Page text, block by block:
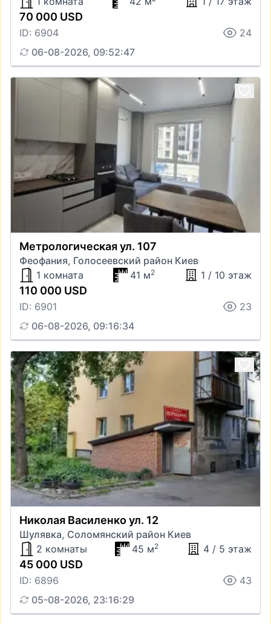
70 000 USD
ID: 6904
24
06-08-2026, 09:52:47
Метрологическая ул. 107
Феофания, Голосеевский район Киев
1 комната
41 м2 1 / 10 этаж
110 000 USD
ID: 6901
23
06-08-2026, 09:16:34
Николая Василенко ул. 12
Шулявка, Соломянский район Киев
2 комнаты
45 м2 4 / 5 этаж
45 000 USD
ID: 6896
43
05-08-2026, 23:16:29